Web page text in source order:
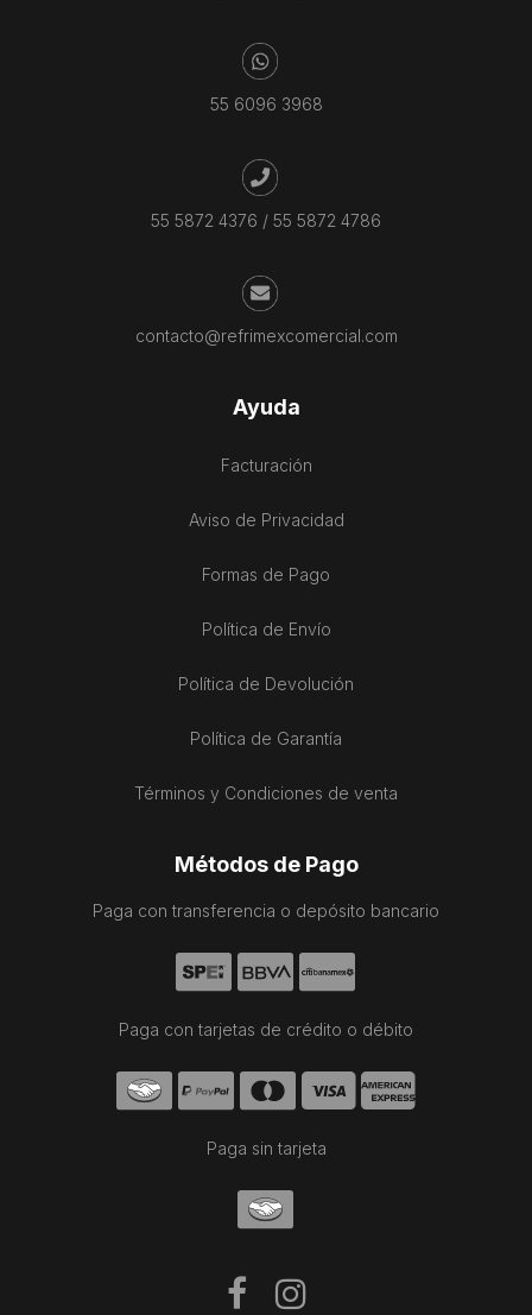
55 6096 3968
55 5872 4376 / 55 5872 4786
contacto@refrimexcomercial.com
Ayuda
Facturación
Aviso de Privacidad
Formas de Pago
Política de Envío
Política de Devolución
Política de Garantía
Términos y Condiciones de venta
Métodos de Pago
Paga con transferencia o depósito bancario
Paga con tarjetas de crédito o débito
Paga sin tarjeta